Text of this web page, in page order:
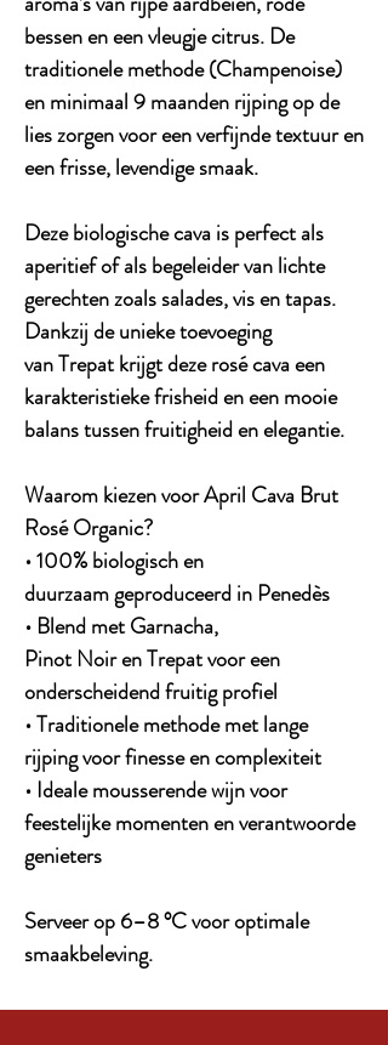
bessen en een vleugje citrus. De
traditionele methode (Champenoise)
en minimaal 9 maanden rijping op de
lies zorgen voor een verfijnde textuur en
een frisse, levendige smaak.
Deze biologische cava is perfect als
aperitief of als begeleider van lichte
gerechten zoals salades, vis en tapas.
Dankzij de unieke toevoeging
van Trepat krijgt deze rosé cava een
karakteristieke frisheid en een mooie
balans tussen fruitigheid en elegantie.
Waarom kiezen voor April Cava Brut
Rosé Organic?
• 100% biologisch en
duurzaam geproduceerd in Penedès
• Blend met Garnacha,
Pinot Noir en Trepat voor een
onderscheidend fruitig profiel
• Traditionele methode met lange
rijping voor finesse en complexiteit
• Ideale mousserende wijn voor
feestelijke momenten en verantwoorde
genieters
Serveer op 6–8 °C voor optimale
smaakbeleving.